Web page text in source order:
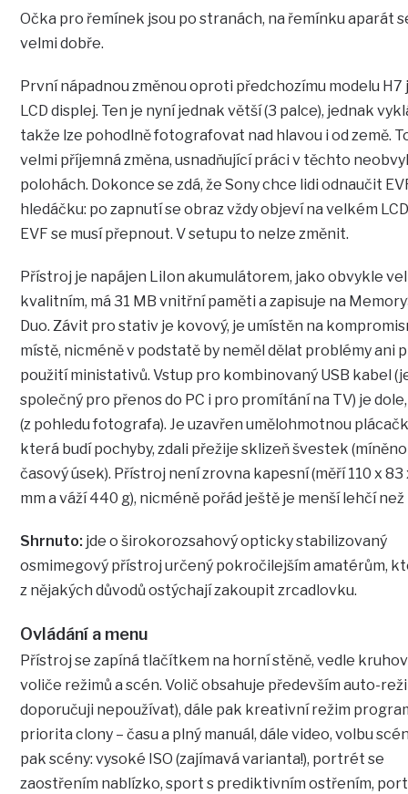
Očka pro řemínek jsou po stranách, na řemínku aparát
velmi dobře.
První nápadnou změnou oproti předchozímu modelu H7
LCD displej. Ten je nyní jednak větší (3 palce), jednak
takže lze pohodlně fotografovat nad hlavou i od země.
velmi příjemná změna, usnadňující práci v těchto
polohách. Dokonce se zdá, že Sony chce lidi odnaučit
hledáčku: po zapnutí se obraz vždy objeví na velkém
EVF se musí přepnout. V setupu to nelze změnit.
Přístroj je napájen LiIon akumulátorem, jako obvykle
kvalitním, má 31 MB vnitřní paměti a zapisuje na
Duo. Závit pro stativ je kovový, je umístěn na
místě, nicméně v podstatě by neměl dělat problémy ani
použití ministativů. Vstup pro kombinovaný USB kabel
společný pro přenos do PC i pro promítání na TV) je
(z pohledu fotografa). Je uzavřen umělohmotnou
která budí pochyby, zdali přežije sklizeň švestek
časový úsek). Přístroj není zrovna kapesní (měří 110 x 83
mm a váží 440 g), nicméně pořád ještě je menší lehčí než
Shrnuto: jde o širokorozsahový opticky stabilizovaný
osmimegový přístroj určený pokročilejším amatérům,
z nějakých důvodů ostýchají zakoupit zrcadlovku.
Ovládání a menu
Přístroj se zapíná tlačítkem na horní stěně, vedle
voliče režimů a scén. Volič obsahuje především auto-
doporučuji nepoužívat), dále pak kreativní režim
priorita clony – času a plný manuál, dále video, volbu
pak scény: vysoké ISO (zajímavá varianta!), portrét se
zaostřením nablízko, sport s prediktivním ostřením,